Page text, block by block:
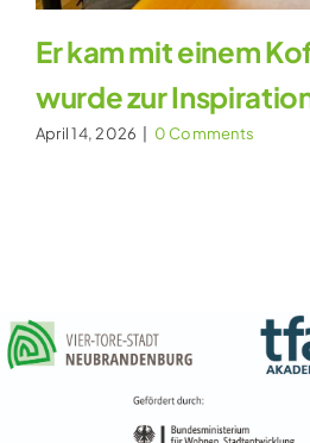
Er kam mit einem
wurde zur
April 14, 2026 0 Comments